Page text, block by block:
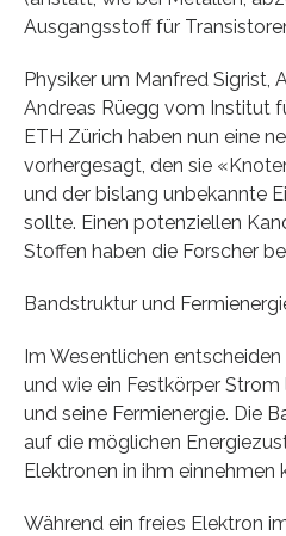
Ausgangsstoff für
Physiker um Manfred Sigrist,
Andreas Rüegg vom Institut
ETH Zürich haben nun eine
vorhergesagt, den sie
und der bislang unbekannte
sollte. Einen potenziellen
Stoffen haben die Forscher
Bandstruktur und
Im Wesentlichen
und wie ein Festkörper
und seine Fermienergie. Die
auf die möglichen
Elektronen in ihm einnehmen
Während ein freies Elektron